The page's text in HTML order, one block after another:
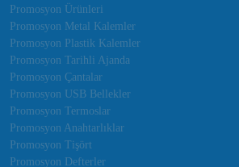
Promosyon Ürünleri
Promosyon Metal Kalemler
Promosyon Plastik Kalemler
Promosyon Tarihli Ajanda
Promosyon Çantalar
Promosyon USB Bellekler
Promosyon Termoslar
Promosyon Anahtarlıklar
Promosyon Tişört
Promosyon Defterler